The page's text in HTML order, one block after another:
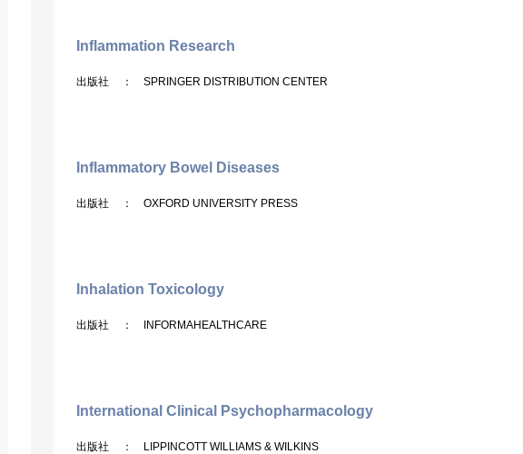
Inflammation Research
出版社 ： SPRINGER DISTRIBUTION CENTER
Inflammatory Bowel Diseases
出版社 ： OXFORD UNIVERSITY PRESS
Inhalation Toxicology
出版社 ： INFORMAHEALTHCARE
International Clinical Psychopharmacology
出版社 ： LIPPINCOTT WILLIAMS & WILKINS